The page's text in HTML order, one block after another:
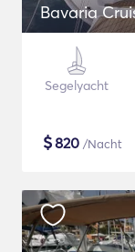
Segelyacht
$820 /Nacht